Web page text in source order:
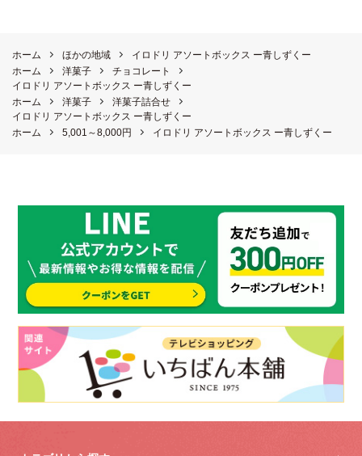
ホーム ほかの地域
イロドリ アソートボックス ー青しずくー
ホーム
洋菓子
チョコレート
イロドリ アソートボックス ー青しずくー
ホーム
洋菓子
洋菓子詰合せ
イロドリ アソートボックス ー青しずくー
ホーム
5,001～8,000円 イロドリ アソートボックス ー青しずくー